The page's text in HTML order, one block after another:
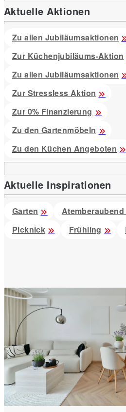
Aktuelle Aktionen
Zu allen Jubiläumsaktionen
Zur Küchenjubiläums-Aktion
Zu allen Jubiläumsaktionen
Zur Stressless Aktion
Zur 0% Finanzierung
Zu den Gartenmöbeln
Zu den Küchen Angeboten
Aktuelle Inspirationen
Garten
Picknick
Frühling